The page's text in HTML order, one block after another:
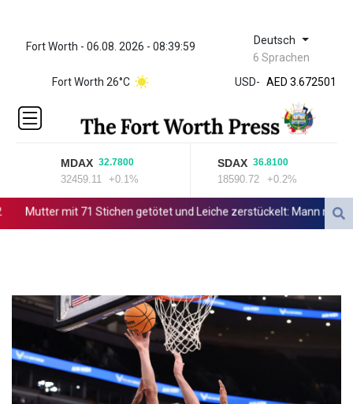
Fort Worth - 06.08. 2026 - 08:39:59 Deutsch
6 Sprachen
Fort Worth 26°C
USD-
ZWL 321.999592
AED 3.672501
AED 3.672501
AFN
ALL 80.778943
AMD
AOA
918.000071
BBD 2.013626
BDT 123.754743
BHD 0.376996
MDAX 32.7800
32459.11 +0.1%
SDAX 36.8100
18590.72 +0.2%
Mutter mit 71 Stichen getötet und Leiche zerstückelt: Mann muss in